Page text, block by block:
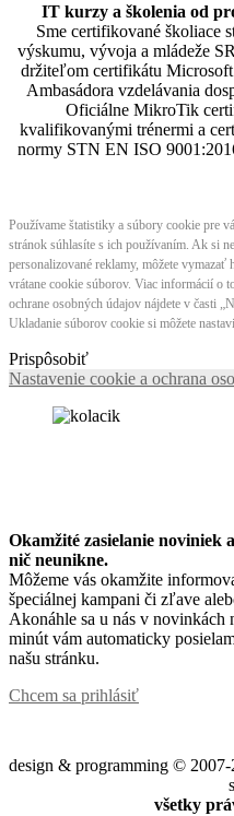
IT kurzy a školenia od
Sme certifikované školiace
výskumu, vývoja a mládeže
držiteľom certifikátu
Ambasádora vzdelávania
Oficiálne MikroTik
kvalifikovanými trénermi ​​​​​​​​​​a
normy STN EN ISO
Používame štatistiky a súbory cookie pre
stránok súhlasíte s ich používaním. Ak si
personalizované reklamy, môžete
vrátane cookie súborov. Viac informácií o
ochrane osobných údajov nájdete v časti
Ukladanie súborov cookie si môžete
Prispôsobiť
Nastavenie cookie a ochrana
Okamžité zasielanie noviniek
nič neunikne.
Môžeme vás okamžite
špeciálnej kampani či zľave
Akonáhle sa u nás v novinkách
minút vám automaticky
našu stránku.
Chcem sa prihlásiť
design & programming ©
všetky